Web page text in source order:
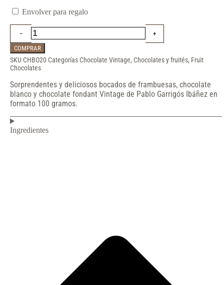
Envolver para regalo
COMPRAR
SKU CHBO20 Categorías Chocolate Vintage, Chocolates y fruités, Fruit
Chocolates
Sorprendentes y deliciosos bocados de frambuesas, chocolate
blanco y chocolate fondant Vintage de Pablo Garrigós Ibáñez en
formato 100 gramos.
Ingredientes